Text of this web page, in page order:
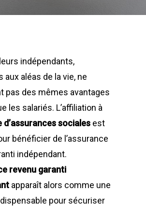
indépendants,
aléas de la vie, ne
pas des mêmes avantages
les salariés. L’affiliation à
d’assurances sociales est
bénéficier de l’assurance
indépendant.
revenu garanti
apparaît alors comme une
pour sécuriser